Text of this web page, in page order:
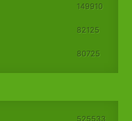
149910
82125
80725